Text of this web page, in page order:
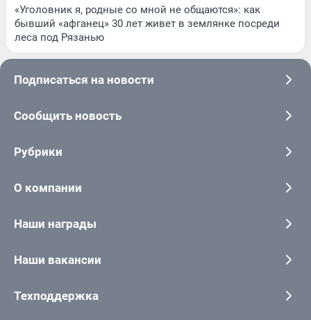
«Уголовник я, родные со мной не общаются»: как
бывший «афганец» 30 лет живет в землянке посреди
леса под Рязанью
Подписаться на новости
Сообщить новость
Рубрики
О компании
Наши награды
Наши вакансии
Техподдержка